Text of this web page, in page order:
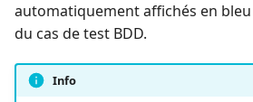
automatiquement affichés en
du cas de test BDD.
Info